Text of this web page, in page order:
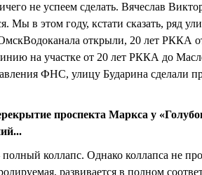
не успеем сделать. Вячеслав
Мы в этом году, кстати сказать, ряд
открыли, 20 лет РККА
на участке от 20 лет РККА до
ФНС, улицу Бударина сделали
проспекта Маркса у
коллапс. Однако коллапса не
развивается в полном